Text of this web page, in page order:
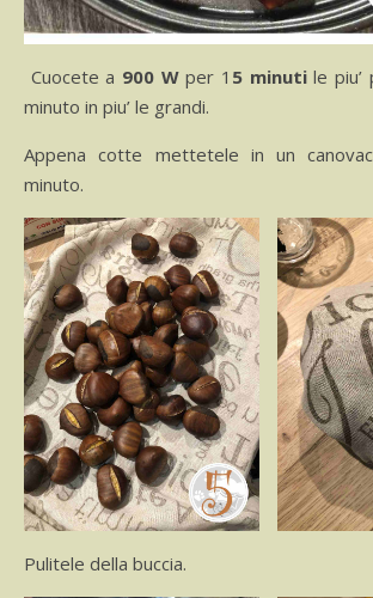
Cuocete a 900 Wper 1 5 minutile piu’
minuto in piu’ le grandi.
Appena cotte mettetele in un
minuto.
Pulitele della buccia.